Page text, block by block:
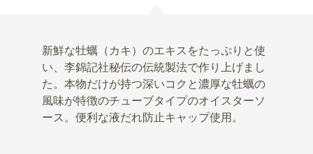
新鮮な牡蠣（カキ）のエキスをたっぷりと使
い、李錦記社秘伝の伝統製法で作り上げまし
た。本物だけが持つ深いコクと濃厚な牡蠣の
風味が特徴のチューブタイプのオイスターソ
ース。便利な液だれ防止キャップ使用。